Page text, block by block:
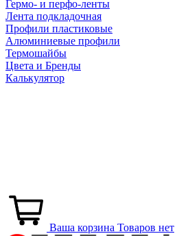
Гермо- и перфо-ленты
Лента подкладочная
Профили пластиковые
Алюминиевые профили
Термошайбы
Цвета и Бренды
Калькулятор
Ваша корзина Товаров нет